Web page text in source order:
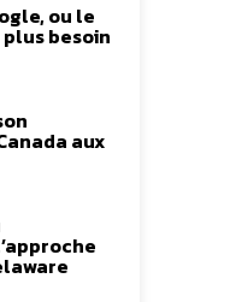
ou le
plus besoin
aux